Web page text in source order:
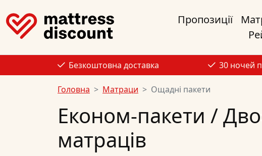
Пропозиції
Безкоштовна доставка 30 ночей
Головна Матраци Ощадні пакети
Економ-пакети /
матраців